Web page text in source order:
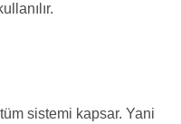
sistemi kapsar. Yani